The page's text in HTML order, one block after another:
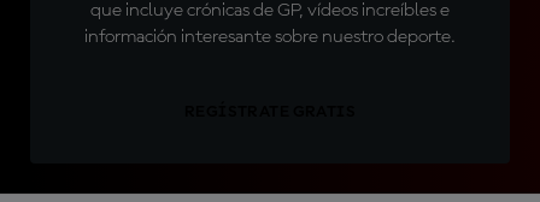
que incluye crónicas de GP, vídeos increíbles e
información interesante sobre nuestro deporte.